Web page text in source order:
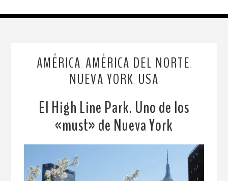
AMÉRICA AMÉRICA DEL NORTE
NUEVA YORK USA
El High Line Park. Uno de los
«must» de Nueva York